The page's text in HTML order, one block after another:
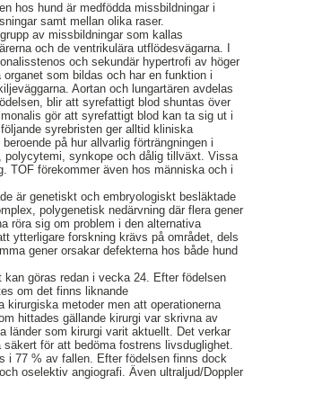
hos hund är medfödda missbildningar i
samt mellan olika raser.
av missbildningar som kallas
och de ventrikulära utflödesvägarna. I
och sekundär hypertrofi av höger
som bildas och har en funktion i
Aortan och lungartären avdelas
blir att syrefattigt blod shuntas över
gör att syrefattigt blod kan ta sig ut i
syrebristen ger alltid kliniska
på hur allvarlig förträngningen i
polycytemi, synkope och dålig tillväxt. Vissa
TOF förekommer även hos människa och i
är genetiskt och embryologiskt besläktade
polygenetisk nedärvning där flera gener
röra sig om problem i den alternativa
ytterligare forskning krävs på området, dels
gener orsakar defekterna hos både hund
göras redan i vecka 24. Efter födelsen
om det finns liknande
metoder men att operationerna
hittades gällande kirurgi var skrivna av
länder som kirurgi varit aktuellt. Det verkar
för att bedöma fostrens livsduglighet.
i 77 % av fallen. Efter födelsen finns dock
oselektiv angiografi. Även ultraljud/Doppler